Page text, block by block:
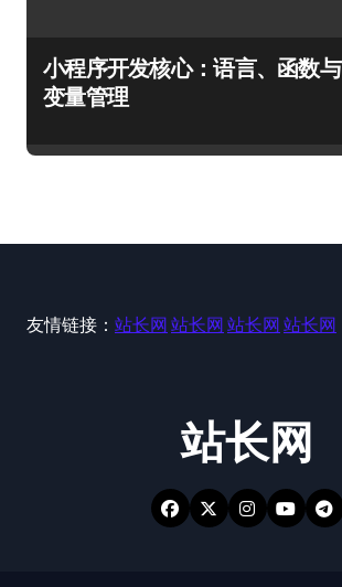
小程序开发核心：语言、函数与
变量管理
友情链接： 站长网 站长网 站长网 站长网
站长网